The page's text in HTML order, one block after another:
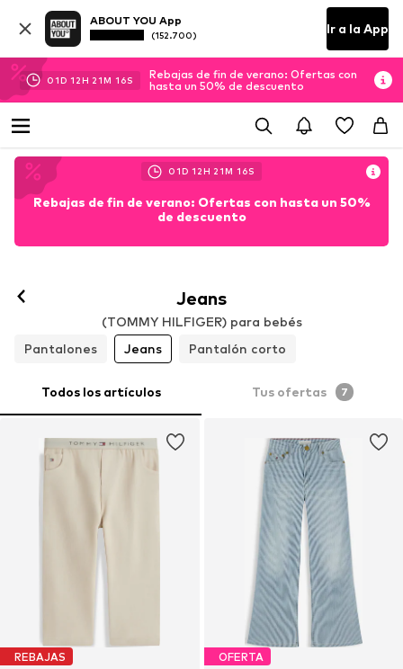
ABOUT YOU App
(152.700) Ir a la App
01D 12H 21M 15S
Rebajas de fin de verano: Ofertas con
hasta un 50% de descuento
01D 12H 21M 15S
Rebajas de fin de verano: Ofertas con hasta un 50%
de descuento
Jeans
(TOMMY HILFIGER) para bebés
Pantalones
Jeans Pantalón corto
Todos los artículos Tus ofertas 7
REBAJAS OFERTA